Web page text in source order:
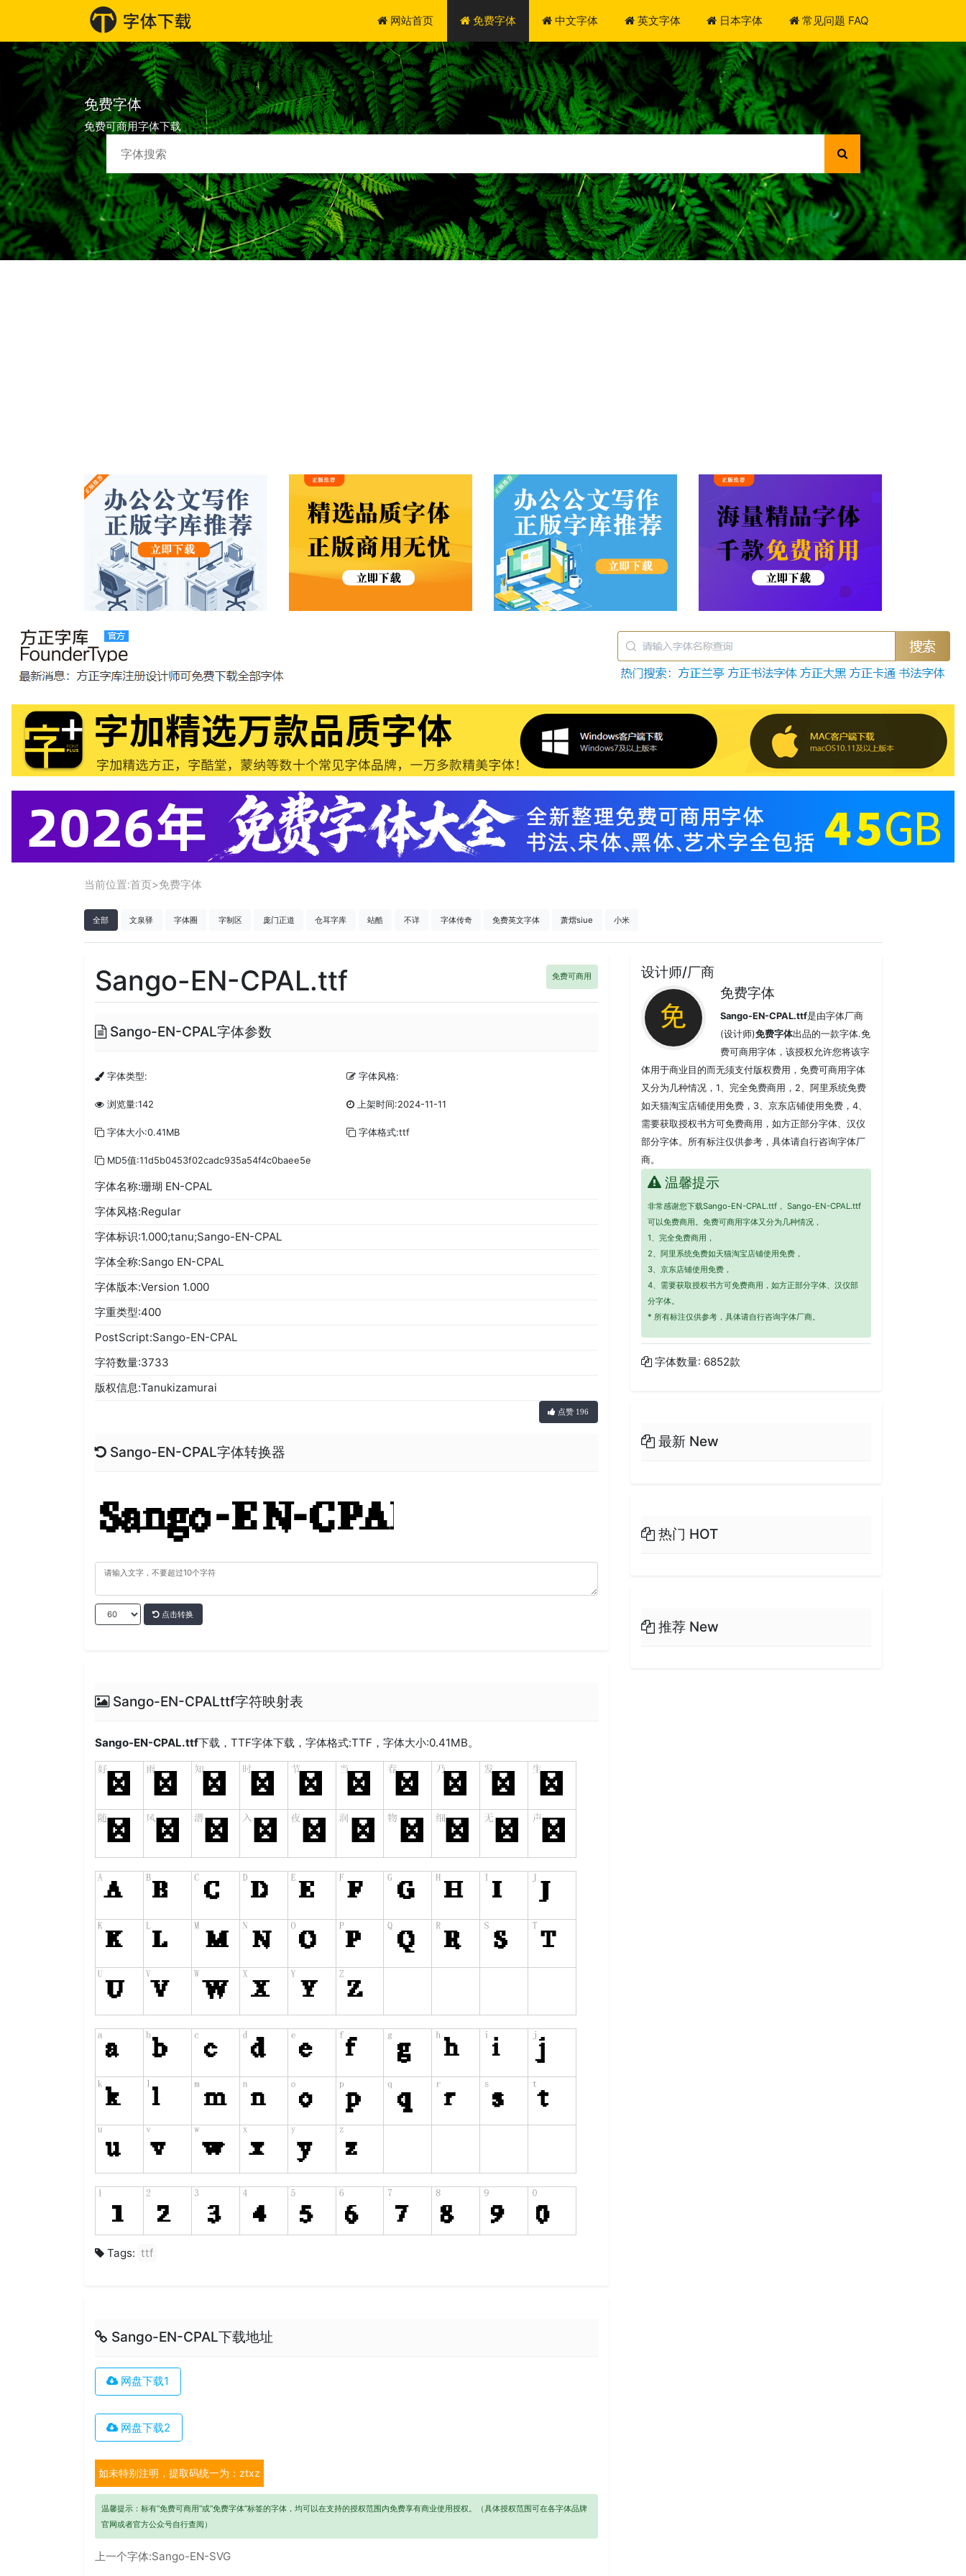
网站首页 免费字体 中文字体 英文字体 日本字体 常见问题 FAQ
免费字体
免费可商用字体下载
当前位置:首页>免费字体
全部 文泉驿 字体圈 字制区 庞门正道 仓耳字库 站酷 不详 字体传奇 免费英文字体 萧熠siue 小米
Sango-EN-CPAL.ttf 免费可商用
Sango-EN-CPAL字体参数
字体类型: 字体风格:
浏览量:142 上架时间:2024-11-11
字体大小:0.41MB 字体格式:ttf
MD5值:11d5b0453f02cadc935a54f4c0baee5e
字体名称:珊瑚 EN-CPAL
字体风格:Regular
字体标识:1.000;tanu;Sango-EN-CPAL
字体全称:Sango EN-CPAL
字体版本:Version 1.000
字重类型:400
PostScript:Sango-EN-CPAL
字符数量:3733
版权信息:Tanukizamurai
点赞 196
Sango-EN-CPAL字体转换器
点击转换
Sango-EN-CPALttf字符映射表
Sango-EN-CPAL.ttf下载，TTF字体下载，字体格式:TTF ，字体大小:0.41MB。
Tags: ttf
Sango-EN-CPAL下载地址
网盘下载1
网盘下载2
如未特别注明，提取码统一为：ztxz
温馨提示：标有“免费可商用”或“免费字体”标签的字体，均可以在支持的授权范围内免费享有商业使用授权。（具体授权范围可在各字体品牌
官网或者官方公众号自行查阅）
上一个字体:Sango-EN-SVG
设计师/厂商
免费字体
Sango-EN-CPAL.ttf是由字体厂商
(设计师)免费字体出品的一款字体.免
费可商用字体，该授权允许您将该字
体用于商业目的而无须支付版权费用，免费可商用字体
又分为几种情况，1、完全免费商用，2、阿里系统免费
如天猫淘宝店铺使用免费，3、京东店铺使用免费，4、
需要获取授权书方可免费商用，如方正部分字体、汉仪
部分字体。所有标注仅供参考，具体请自行咨询字体厂
商。
温馨提示
非常感谢您下载Sango-EN-CPAL.ttf， Sango-EN-CPAL.ttf
可以免费商用。免费可商用字体又分为几种情况，
1、完全免费商用，
2、阿里系统免费如天猫淘宝店铺使用免费，
3、京东店铺使用免费，
4、需要获取授权书方可免费商用，如方正部分字体、汉仪部
分字体。
* 所有标注仅供参考，具体请自行咨询字体厂商。
字体数量: 6852款
最新 New
热门 HOT
推荐 New